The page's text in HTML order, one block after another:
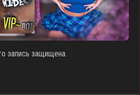
запись защищена.